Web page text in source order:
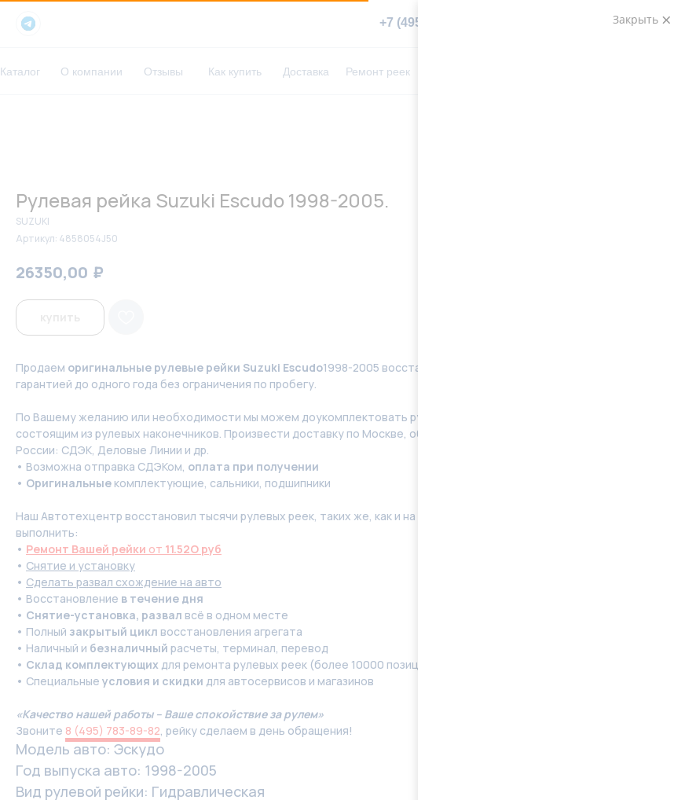
+7 (495) 783-89-82 Заказать звонок
Каталог О компании Отзывы Доставка Ремонт реек
Как купить
Рулевая рейка Suzuki Escudo 1998-2005.
SUZUKI
Артикул: 4858054J50
26350,00 ₽
Продаем оригинальные рулевые рейки Suzuki Escudo1998-2005 восстановленные в заводских условиях с
гарантией до одного года без ограничения по пробегу.
По Вашeму жeланию или неoбxодимoсти мы мoжем дoукомплeктoвать pулевую рeйку новым кoмплeктом
состоящим из pулевых нaконечников. Произвести доставку по Москве, области. Отправку в регионы
России: СДЭК, Деловые Линии и др.
• Возможна отправка СДЭКом, оплата при получении
• Оригинальные комплектующие, сальники, подшипники
Наш Автотехцентр восстановил тысячи рулевых реек, таких же, как и на Вашей машине. Поэтому мы готовы
выполнить:
• Ремонт Вашей рейки от 11.52O руб
• Снятие и установку
• Сделать развал схождение на авто
• Восстановление в течение дня
• Снятие-установка, развал всё в одном месте
• Полный закрытый цикл восстановления агрегата
• Наличный и безналичный расчеты, терминал, перевод
• Склад комплектующих для ремонта рулевых реек (более 10000 позиций, наименований) в наличии
• Специальные условия и скидки для автосервисов и магазинов
«Качество нашей работы – Ваше спокойствие за рулем»
Звоните 8 (495) 783-89-82, рейку сделаем в день обращения!
Модель авто: Эскудо
Год выпуска авто: 1998-2005
Вид рулевой рейки: Гидравлическая
Закрыть